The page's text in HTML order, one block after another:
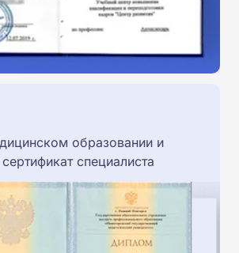
образовании и
специалиста